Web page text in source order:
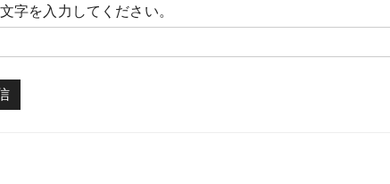
字を入力してください。